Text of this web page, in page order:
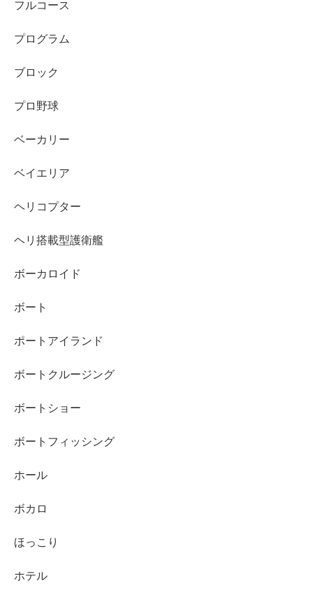
フルコース
プログラム
ブロック
プロ野球
ベーカリー
ベイエリア
ヘリコプター
ヘリ搭載型護衛艦
ボーカロイド
ボート
ポートアイランド
ボートクルージング
ボートショー
ボートフィッシング
ホール
ボカロ
ほっこり
ホテル